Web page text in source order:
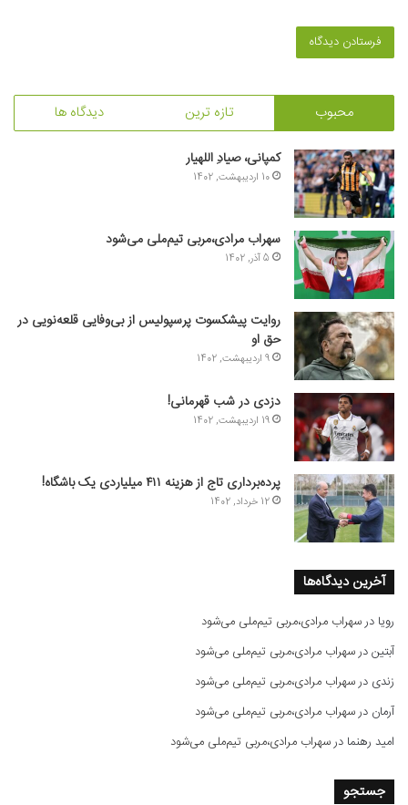
محبوب تازه ترین دیدگاه ها
کمپانی، صیادِ اللهیار
10 اردیبهشت, 1402
سهراب مرادی،مربی تیم‌ملی می‌شود
5 آذر, 1402
روایت پیشکسوت پرسپولیس از بی‌وفایی قلعه‌نویی در
حق او
9 اردیبهشت, 1402
دزدی در شب قهرمانی!
19 اردیبهشت, 1402
پرده‌برداری تاج از هزینه ۴۱۱ میلیاردی یک باشگاه!
12 خرداد, 1402
آخرین دیدگاه‌ها
رویا درسهراب مرادی،مربی تیم‌ملی می‌شود
آبتیندرسهراب مرادی،مربی تیم‌ملی می‌شود
زندی درسهراب مرادی،مربی تیم‌ملی می‌شود
آرمان درسهراب مرادی،مربی تیم‌ملی می‌شود
امید رهنما درسهراب مرادی،مربی تیم‌ملی می‌شود
جستجو